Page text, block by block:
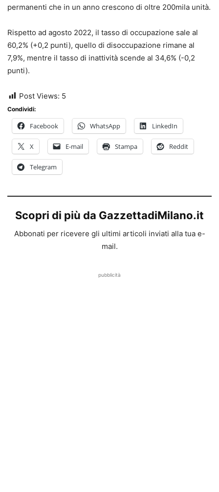
permanenti che in un anno crescono di oltre 200mila unità.
Rispetto ad agosto 2022, il tasso di occupazione sale al
60,2% (+0,2 punti), quello di disoccupazione rimane al
7,9%, mentre il tasso di inattività scende al 34,6% (-0,2
punti).
Post Views: 5
Condividi:
Facebook WhatsApp LinkedIn
X E-mail Stampa Reddit
Telegram
Scopri di più da GazzettadiMilano.it
Abbonati per ricevere gli ultimi articoli inviati alla tua e-
mail.
pubblicità